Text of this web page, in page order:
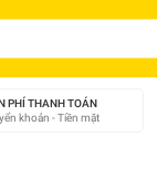
PHÍ THANH TOÁN
khoản - Tiền mặt